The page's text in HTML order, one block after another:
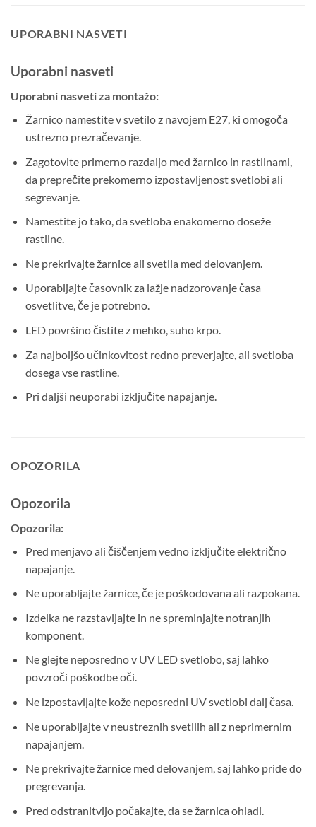
UPORABNI NASVETI
Uporabni nasveti
Uporabni nasveti za montažo:
Žarnico namestite v svetilo z navojem E27, ki omogoča
ustrezno prezračevanje.
Zagotovite primerno razdaljo med žarnico in rastlinami,
da preprečite prekomerno izpostavljenost svetlobi ali
segrevanje.
Namestite jo tako, da svetloba enakomerno doseže
rastline.
Ne prekrivajte žarnice ali svetila med delovanjem.
Uporabljajte časovnik za lažje nadzorovanje časa
osvetlitve, če je potrebno.
LED površino čistite z mehko, suho krpo.
Za najboljšo učinkovitost redno preverjajte, ali svetloba
dosega vse rastline.
Pri daljši neuporabi izključite napajanje.
OPOZORILA
Opozorila
Opozorila:
Pred menjavo ali čiščenjem vedno izključite električno
napajanje.
Ne uporabljajte žarnice, če je poškodovana ali razpokana.
Izdelka ne razstavljajte in ne spreminjajte notranjih
komponent.
Ne glejte neposredno v UV LED svetlobo, saj lahko
povzroči poškodbe oči.
Ne izpostavljajte kože neposredni UV svetlobi dalj časa.
Ne uporabljajte v neustreznih svetilih ali z neprimernim
napajanjem.
Ne prekrivajte žarnice med delovanjem, saj lahko pride do
pregrevanja.
Pred odstranitvijo počakajte, da se žarnica ohladi.